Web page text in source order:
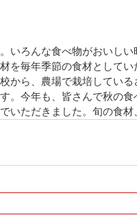
いろんな食べ物がおいし
を毎年季節の食材として
から、農場で栽培してい
。今年も、皆さんで秋の
いただきました。旬の食材